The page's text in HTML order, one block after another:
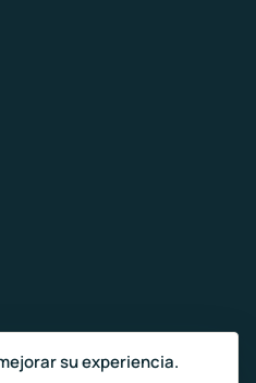
su experiencia.